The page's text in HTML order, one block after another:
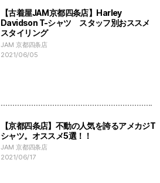
【古着屋JAM京都四条店】Harley
Davidson T-シャツ スタッフ別おススメ
スタイリング
JAM 京都四条店
2021/06/05
【京都四条店】不動の人気を誇るアメカジT
シャツ。オススメ5選！！
JAM 京都四条店
2021/06/17